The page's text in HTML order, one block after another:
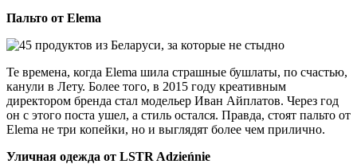
Пальто от Elema
Те времена, когда Elema шила страшные бушлаты, по счастью,
канули в Лету. Более того, в 2015 году креативным
директором бренда стал модельер Иван Айплатов. Через год
он с этого поста ушел, а стиль остался. Правда, стоят пальто от
Elema не три копейки, но и выглядят более чем прилично.
Уличная одежда от LSTR Adzieńnie